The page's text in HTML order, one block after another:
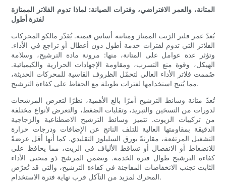
المتانة، والعمر الافتراضي، وفترات الصيانة: لماذا تدوم الفلاتر الممتازة
لفترة أطول
يُعدّ عمر فلتر الزيت الممتاز ومتانته أساس قيمته. يُقدّر مالكو المحركات
الفلاتر التي تدوم لفترات خدمة أطول دون أعطال أو تراجع في الأداء.
وتؤثر عدة عوامل على المتانة، منها: مرونة مادة الترشيح، وسلامة
الهيكل، وقوة منع التسرب، ومقاومة الإجهادات الحرارية والكيميائية.
صُممت فلاتر الأداء العالي لتحمّل الظروف القاسية للمحركات الحديثة،
مما يُتيح استخدامها لفترات طويلة مع الحفاظ على كفاءة الترشيح.
تُعدّ متانة وسائط الترشيح أمرًا بالغ الأهمية، نظرًا لتعرض المرشحات
لدورات من التسخين والتبريد، وتقلبات الضغط، والتعرض لأنواع مختلفة
من تركيبات الزيوت. تتميز وسائط الترشيح الاصطناعية والزجاجية
الدقيقة بمقاومتها العالية للتلف الناتج عن الإضافات ودرجات حرارة
التشغيل المرتفعة، مقارنةً بورق السليلوز التقليدي. كما أنها أقل عرضةً
للانضغاط أو الانفصال أو تساقط الألياف في الزيت، مما يحافظ على
كفاءة الترشيح طوال فترة الخدمة. ويضمن المرشح ذو منحنى الأداء
الثابت تجنب الانخفاضات المفاجئة في كفاءة الترشيح، والتي قد تُعرّض
المحرك لمزيد من التآكل قرب نهاية فترة الاستخدام.